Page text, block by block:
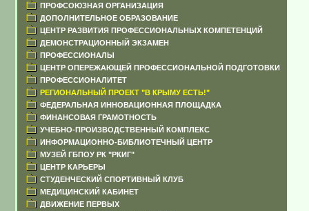
ПРОФСОЮЗНАЯ ОРГАНИЗАЦИЯ
ДОПОЛНИТЕЛЬНОЕ ОБРАЗОВАНИЕ
ЦЕНТР РАЗВИТИЯ ПРОФЕССИОНАЛЬНЫХ КОМПЕТЕНЦИЙ
ДЕМОНСТРАЦИОННЫЙ ЭКЗАМЕН
ПРОФЕССИОНАЛЫ
ЦЕНТР ОПЕРЕЖАЮЩЕЙ ПРОФЕССИОНАЛЬНОЙ ПОДГОТОВКИ
ПРОФЕССИОНАЛИТЕТ
РЕГИОНАЛЬНЫЙ ПРОЕКТ "В КРЫМУ ЕСТЬ!"
ФЕДЕРАЛЬНАЯ ИННОВАЦИОННАЯ ПЛОЩАДКА
ФИНАНСОВАЯ ГРАМОТНОСТЬ
УЧЕБНО-ПРОИЗВОДСТВЕННЫЙ КОМПЛЕКС
ИНФОРМАЦИОННО-БИБЛИОТЕЧНЫЙ ЦЕНТР
МУЗЕЙ ГБПОУ РК "РКИГ"
ЦЕНТР КАРЬЕРЫ
СТУДЕНЧЕСКИЙ СПОРТИВНЫЙ КЛУБ
МЕДИЦИНСКИЙ КАБИНЕТ
ДВИЖЕНИЕ ПЕРВЫХ